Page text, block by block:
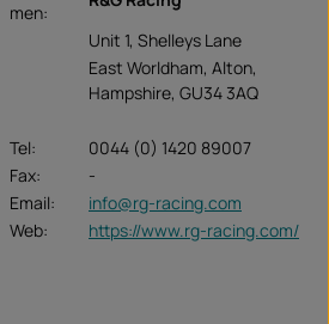
men:
Unit 1, Shelleys Lane
East Worldham, Alton,
Hampshire, GU34 3AQ
Tel:
0044 (0) 1420 89007
Fax:
-
Email:
info@rg-racing.com
Web:
https://www.rg-racing.com/